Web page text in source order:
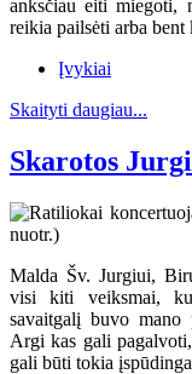
anksčiau eiti miegoti,
reikia pailsėti arba
Įvykiai
Skaityti daugiau...
Skarotos
Malda Šv. Jurgiui,
visi kiti veiksmai,
savaitgalį buvo mano
Argi kas gali
gali būti tokia